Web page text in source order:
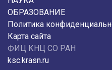
ОБРАЗОВАНИЕ
Политика
Карта сайта
ФИЦ КНЦ СО РАН
ksc.krasn.ru